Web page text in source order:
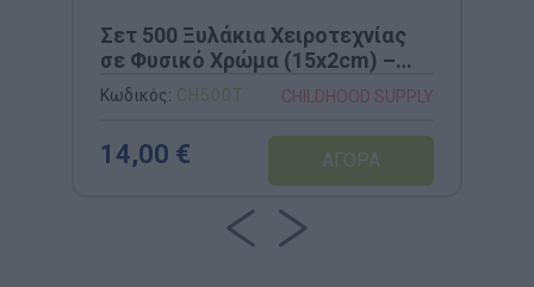
Σετ 500 Ξυλάκια Χειροτεχνίας
σε Φυσικό Χρώμα (15x2cm) –
Childhood Supply
Κωδικός: CH500T CHILDHOOD SUPPLY
14,00 €